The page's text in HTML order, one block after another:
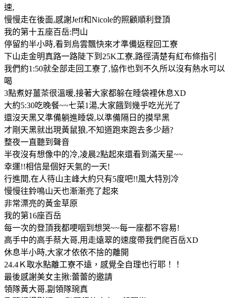
速,
慢慢走在後面,感謝Jeff和Nicole的照顧順利登頂
我的第十五座百岳:閂山
停留約半小時,看到烏雲飄快來才準備返程回工寮
下山走金明真路一路陡下到25K工寮,路徑清楚有紅布條指引
我們約1:50就全部走回工寮了,協作也到不久所以沒有熱水可以
喝
3點煮好薑茶很溫暖,接著大家都躲在睡袋裡休息XD
大約5:30吃晚餐~~七菜1湯,大家餓到幾乎吃光光了
還沒天黑又準備躺進睡袋,以準備隔日的摸早黑
才剛天黑就出現黃鼠狼,不知道跑來跑去多少趟?
整夜一直聽到聲音
半夜沒有想像中的冷,凌晨2點起來還看到滿天星~~
幸運!!相信是個好天氣的一天!
行進間,在人待山主峰大約只有5度吧!!風大特別冷
慢慢往鈴鳴山天也漸漸亮了起來
非常漂亮的黃金草原
我的第16座百岳
每一次的登頂我都哽咽到想哭~~每一座都不容易!
高手中的高手蔡大哥,用走遠翠的速度帶我們爬百岳XD
休息半小時,大家才依依不捨的離開
24.4Ｋ取水點離工寮不遠，感覺全自理也行耶！！
最後感謝美女主揪:蕾蕾的邀請
領隊黃大哥,副領隊琬真